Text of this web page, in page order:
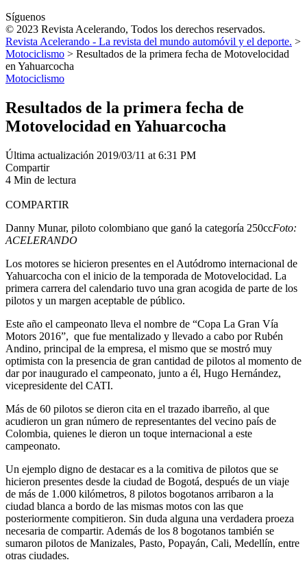
Síguenos
© 2023 Revista Acelerando, Todos los derechos reservados.
Revista Acelerando - La revista del mundo automóvil y el deporte. >
Motociclismo > Resultados de la primera fecha de Motovelocidad
en Yahuarcocha
Motociclismo
Resultados de la primera fecha de
Motovelocidad en Yahuarcocha
Última actualización 2019/03/11 at 6:31 PM
Compartir
4 Min de lectura
COMPARTIR
Danny Munar, piloto colombiano que ganó la categoría 250ccFoto:
ACELERANDO
Los motores se hicieron presentes en el Autódromo internacional de
Yahuarcocha con el inicio de la temporada de Motovelocidad. La
primera carrera del calendario tuvo una gran acogida de parte de los
pilotos y un margen aceptable de público.
Este año el campeonato lleva el nombre de “Copa La Gran Vía
Motors 2016”, que fue mentalizado y llevado a cabo por Rubén
Andino, principal de la empresa, el mismo que se mostró muy
optimista con la presencia de gran cantidad de pilotos al momento de
dar por inaugurado el campeonato, junto a él, Hugo Hernández,
vicepresidente del CATI.
Más de 60 pilotos se dieron cita en el trazado ibarreño, al que
acudieron un gran número de representantes del vecino país de
Colombia, quienes le dieron un toque internacional a este
campeonato.
Un ejemplo digno de destacar es a la comitiva de pilotos que se
hicieron presentes desde la ciudad de Bogotá, después de un viaje
de más de 1.000 kilómetros, 8 pilotos bogotanos arribaron a la
ciudad blanca a bordo de las mismas motos con las que
posteriormente compitieron. Sin duda alguna una verdadera proeza
necesaria de compartir. Además de los 8 bogotanos también se
sumaron pilotos de Manizales, Pasto, Popayán, Cali, Medellín, entre
otras ciudades.